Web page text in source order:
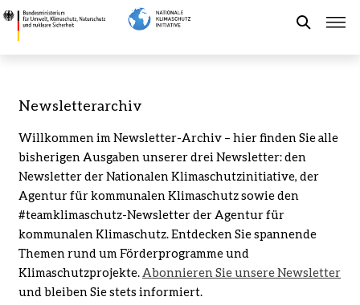
Direkt
zum
Newsletterarchiv
Klimaschutz,
Naturschutz
und
nukleare
Sicherheit
Kommunaler Klimaschutz
Aktuelles
Leichte Sprache
Newsletterarchiv
Willkommen im Newsletter-Archiv – hier finden Sie alle
bisherigen Ausgaben unserer drei Newsletter: den
Newsletter der Nationalen Klimaschutzinitiative, der
Agentur für kommunalen Klimaschutz sowie den
#teamklimaschutz-Newsletter der Agentur für
kommunalen Klimaschutz. Entdecken Sie spannende
Themen rund um Förderprogramme und
Klimaschutzprojekte. Abonnieren Sie unsere Newsletter
und bleiben Sie stets informiert.